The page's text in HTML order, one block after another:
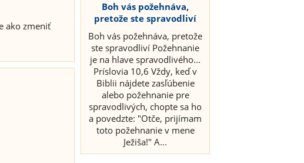
ako zmeniť
Boh vás požehnáva,
pretože ste spravodliví
Boh vás požehnáva, pretože
ste spravodliví Požehnanie
je na hlave spravodlivého...
Príslovia 10,6 Vždy, keď v
Biblii nájdete zasľúbenie
alebo požehnanie pre
spravodlivých, chopte sa ho
a povedzte: "Otče, prijímam
toto požehnanie v mene
Ježiša!" A...